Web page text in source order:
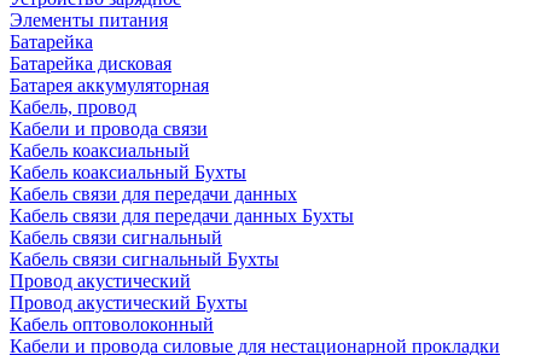
Элементы питания
Батарейка
Батарейка дисковая
Батарея аккумуляторная
Кабель, провод
Кабели и провода связи
Кабель коаксиальный
Кабель коаксиальный Бухты
Кабель связи для передачи данных
Кабель связи для передачи данных Бухты
Кабель связи сигнальный
Кабель связи сигнальный Бухты
Провод акустический
Провод акустический Бухты
Кабель оптоволоконный
Кабели и провода силовые для нестационарной прокладки